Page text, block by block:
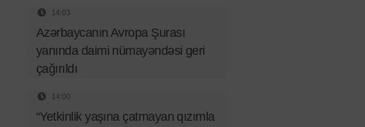
14:03
Azərbaycanın Avropa Şurası
yanında daimi nümayəndəsi geri
çağırıldı
14:00
“Yetkinlik yaşına çatmayan qızımla